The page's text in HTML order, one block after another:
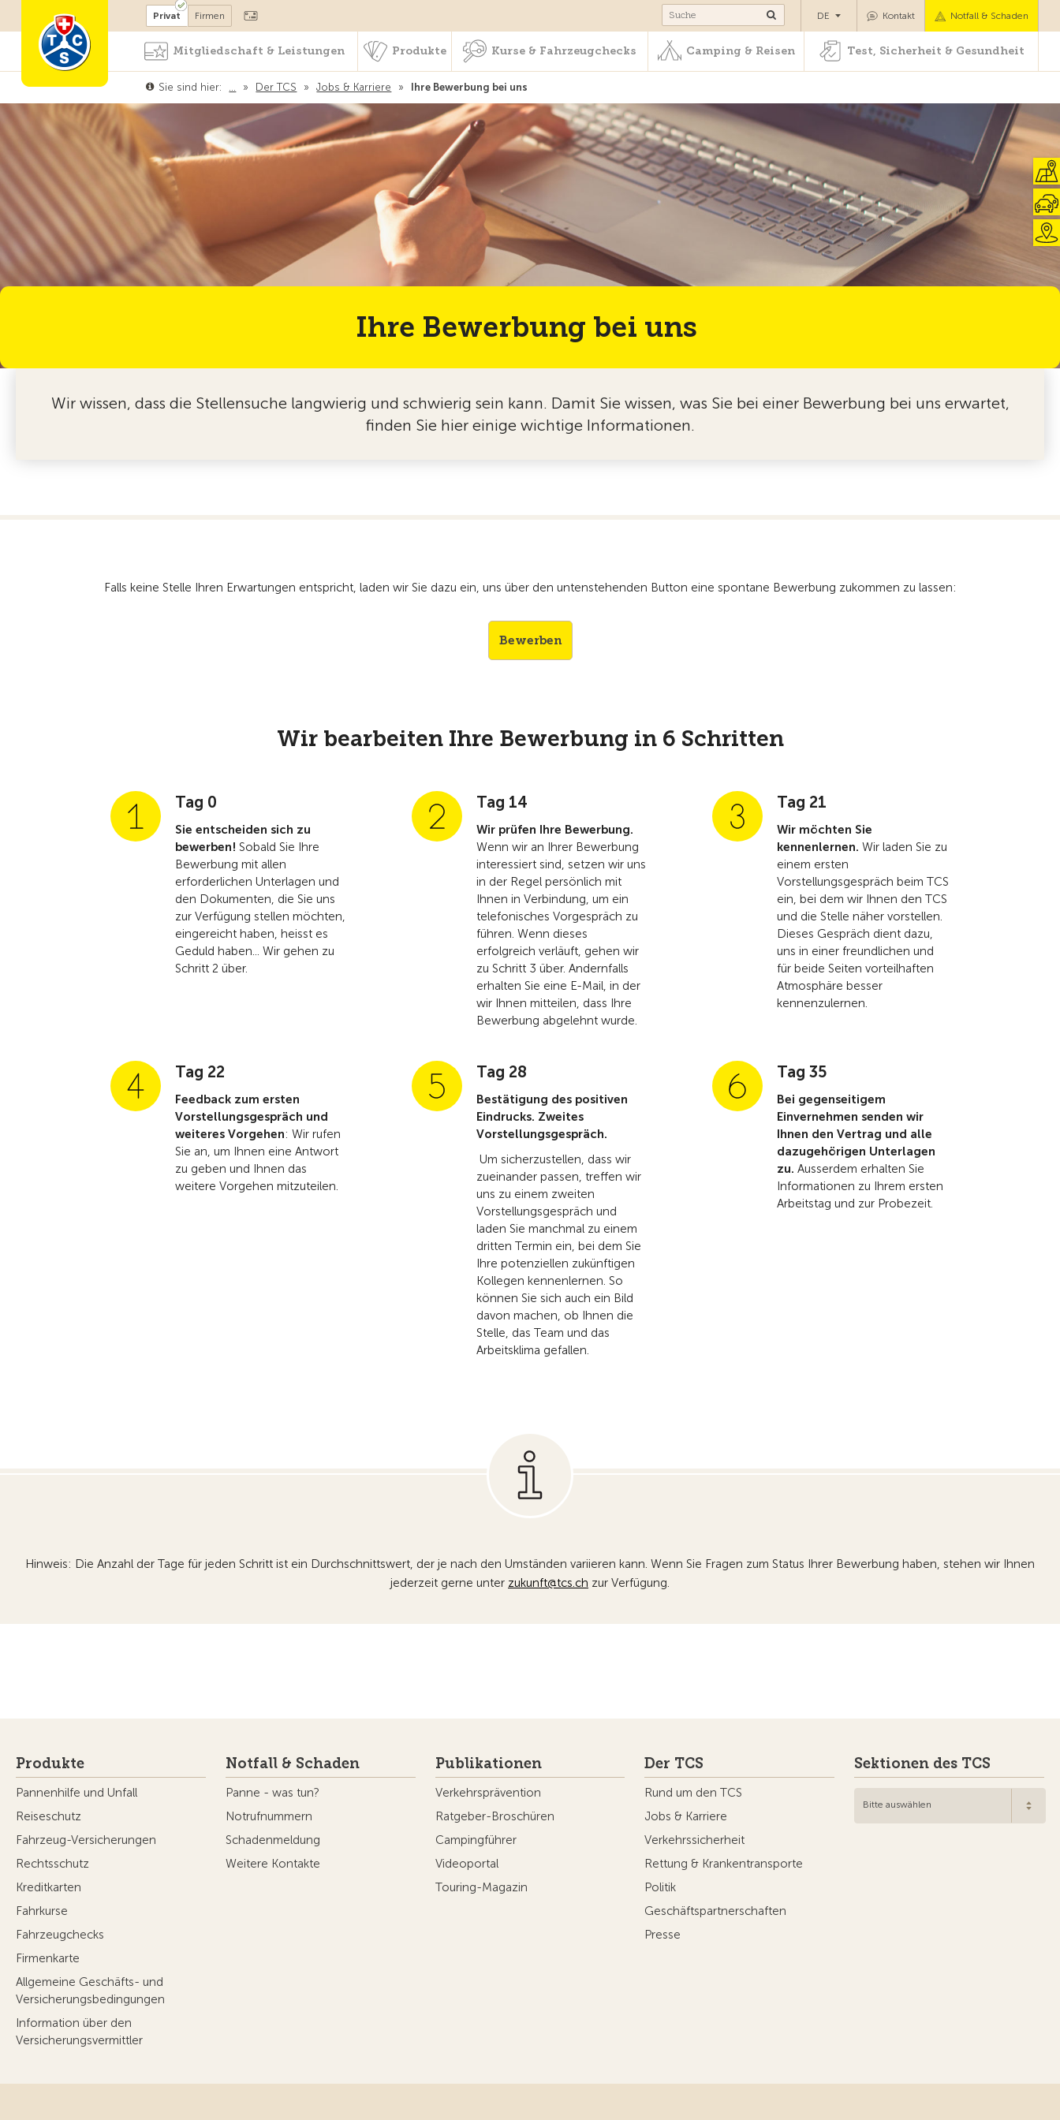
Mitglied werden Kurse & Fahrzeugchecks Camping & Reisen Test, Sicherheit & Gesundheit
Privat Firmen Kontakt Notfall & Schaden
DE
Mitgliedschaft & Leistungen Produkte Kurse & Fahrzeugchecks Camping & Reisen Test, Sicherheit & Gesundheit
Sie sind hier: … » Der TCS » Jobs & Karriere » Ihre Bewerbung bei uns
Zur Übersicht
Ihre Bewerbung bei uns
Wir wissen, dass die Stellensuche langwierig und schwierig sein kann. Damit Sie wissen, was Sie bei einer Bewerbung bei uns erwartet,
finden Sie hier einige wichtige Informationen.
Falls keine Stelle Ihren Erwartungen entspricht, laden wir Sie dazu ein, uns über den untenstehenden Button eine spontane Bewerbung zukommen zu lassen:
Bewerben
Wir bearbeiten Ihre Bewerbung in 6 Schritten
Tag 0
Sie entscheiden sich zu
bewerben! Sobald Sie Ihre
Bewerbung mit allen
erforderlichen Unterlagen und
den Dokumenten, die Sie uns
zur Verfügung stellen möchten,
eingereicht haben, heisst es
Geduld haben... Wir gehen zu
Schritt 2 über.
Tag 14
Wir prüfen Ihre Bewerbung.
Wenn wir an Ihrer Bewerbung
interessiert sind, setzen wir uns
in der Regel persönlich mit
Ihnen in Verbindung, um ein
telefonisches Vorgespräch zu
führen. Wenn dieses
erfolgreich verläuft, gehen wir
zu Schritt 3 über. Andernfalls
erhalten Sie eine E-Mail, in der
wir Ihnen mitteilen, dass Ihre
Bewerbung abgelehnt wurde.
Tag 21
Wir möchten Sie
kennenlernen. Wir laden Sie zu
einem ersten
Vorstellungsgespräch beim TCS
ein, bei dem wir Ihnen den TCS
und die Stelle näher vorstellen.
Dieses Gespräch dient dazu,
uns in einer freundlichen und
für beide Seiten vorteilhaften
Atmosphäre besser
kennenzulernen.
Tag 22
Feedback zum ersten
Vorstellungsgespräch und
weiteres Vorgehen: Wir rufen
Sie an, um Ihnen eine Antwort
zu geben und Ihnen das
weitere Vorgehen mitzuteilen.
Tag 28
Bestätigung des positiven
Eindrucks. Zweites
Vorstellungsgespräch.
Um sicherzustellen, dass wir
zueinander passen, treffen wir
uns zu einem zweiten
Vorstellungsgespräch und
laden Sie manchmal zu einem
dritten Termin ein, bei dem Sie
Ihre potenziellen zukünftigen
Kollegen kennenlernen. So
können Sie sich auch ein Bild
davon machen, ob Ihnen die
Stelle, das Team und das
Arbeitsklima gefallen.
Tag 35
Bei gegenseitigem
Einvernehmen senden wir
Ihnen den Vertrag und alle
dazugehörigen Unterlagen
zu. Ausserdem erhalten Sie
Informationen zu Ihrem ersten
Arbeitstag und zur Probezeit.
Hinweis: Die Anzahl der Tage für jeden Schritt ist ein Durchschnittswert, der je nach den Umständen variieren kann. Wenn Sie Fragen zum Status Ihrer Bewerbung haben, stehen wir Ihnen
jederzeit gerne unter z k nft tcs ch zur Verfügung.
Produkte
Pannenhilfe und Unfall
Reiseschutz
Fahrzeug-Versicherungen
Rechtsschutz
Kreditkarten
Fahrkurse
Fahrzeugchecks
Firmenkarte
Allgemeine Geschäfts- und
Versicherungsbedingungen
Information über den
Versicherungsvermittler
Notfall & Schaden
Panne - was tun?
Notrufnummern
Schadenmeldung
Weitere Kontakte
Publikationen
Verkehrsprävention
Ratgeber-Broschüren
Campingführer
Videoportal
Touring-Magazin
Der TCS
Rund um den TCS
Jobs & Karriere
Verkehrssicherheit
Rettung & Krankentransporte
Politik
Geschäftspartnerschaften
Presse
Sektionen des TCS
Bitte auswählen